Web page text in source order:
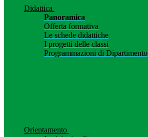
Didattica
Panoramica
Offerta formativa
Le schede didattiche
I progetti delle classi
Programmazioni di Dipartimento
Orientamento